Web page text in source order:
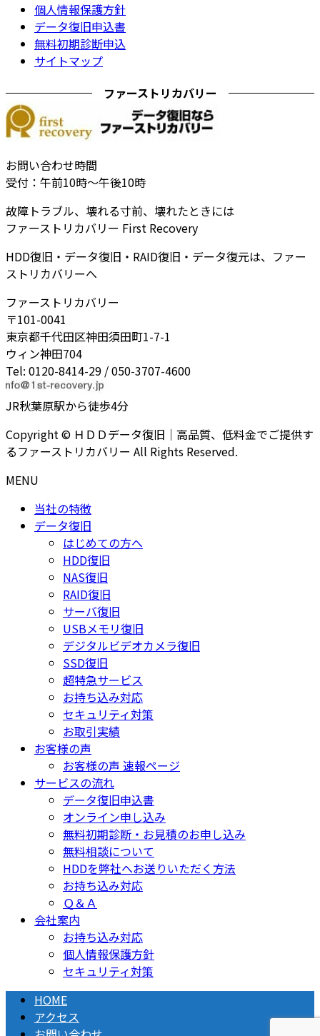
個人情報保護方針
データ復旧申込書
無料初期診断申込
サイトマップ
ファーストリカバリー
お問い合わせ時間
受付：午前10時～午後10時
故障トラブル、壊れる寸前、壊れたときには
ファーストリカバリー First Recovery
HDD復旧・データ復旧・RAID復旧・データ復元は、ファー
ストリカバリーへ
ファーストリカバリー
〒101-0041
東京都千代田区神田須田町1-7-1
ウィン神田704
Tel: 0120-8414-29 / 050-3707-4600
JR秋葉原駅から徒歩4分
Copyright © ＨＤＤデータ復旧｜高品質、低料金でご提供す
るファーストリカバリー All Rights Reserved.
MENU
当社の特徴
データ復旧
はじめての方へ
HDD復旧
NAS復旧
RAID復旧
サーバ復旧
USBメモリ復旧
デジタルビデオカメラ復旧
SSD復旧
超特急サービス
お持ち込み対応
セキュリティ対策
お取引実績
お客様の声
お客様の声 速報ページ
サービスの流れ
データ復旧申込書
オンライン申し込み
無料初期診断・お見積のお申し込み
無料相談について
HDDを弊社へお送りいただく方法
お持ち込み対応
Ｑ＆Ａ
会社案内
お持ち込み対応
個人情報保護方針
セキュリティ対策
HOME
アクセス